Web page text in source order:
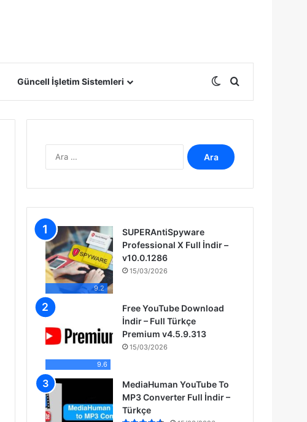
Güncell İşletim Sistemleri Dış görünümü
A
m
9.2
SUPERAntiSpyware
Professional X Full İndir –
v10.0.1286
15/03/2026
9.6
Free YouTube Download
İndir – Full Türkçe
Premium v4.5.9.313
15/03/2026
MediaHuman YouTube To
MP3 Converter Full İndir –
Türkçe